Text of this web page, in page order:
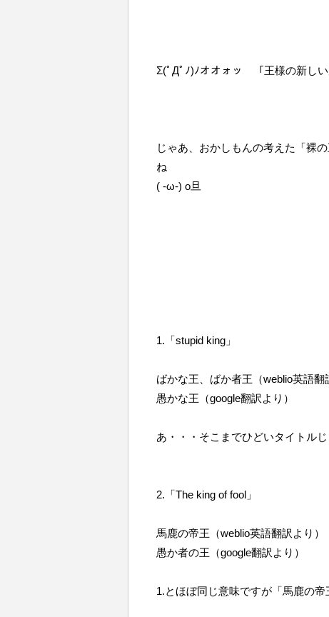
Σ(ﾟДﾟﾉ)ﾉオオォッ 「王様の新し
じゃあ、おかしもんの考えた「裸
ね
( -ω-) o旦
1.「stupid king」
ばかな王、ばか者王（weblio英語翻
愚かな王（google翻訳より）
あ・・・そこまでひどいタイトル
2.「The king of fool」
馬鹿の帝王（weblio英語翻訳より）
愚か者の王（google翻訳より）
1.とほぼ同じ意味ですが「馬鹿の